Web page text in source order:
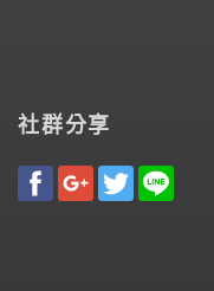
社群分享